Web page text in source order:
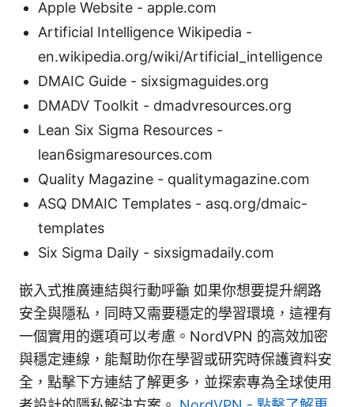
Apple Website - apple.com
Artificial Intelligence Wikipedia -
en.wikipedia.org/wiki/Artificial_intelligence
DMAIC Guide - sixsigmaguides.org
DMADV Toolkit - dmadvresources.org
Lean Six Sigma Resources -
lean6sigmaresources.com
Quality Magazine - qualitymagazine.com
ASQ DMAIC Templates - asq.org/dmaic-
templates
Six Sigma Daily - sixsigmadaily.com
嵌入式推廣連結與行動呼籲 如果你想要提升網路
安全與隱私，同時又需要穩定的學習環境，這裡有
一個實用的選項可以考慮。NordVPN 的高效加密
與穩定連線，能幫助你在學習或研究時保護資料安
全，點擊下方連結了解更多，並探索專為全球使用